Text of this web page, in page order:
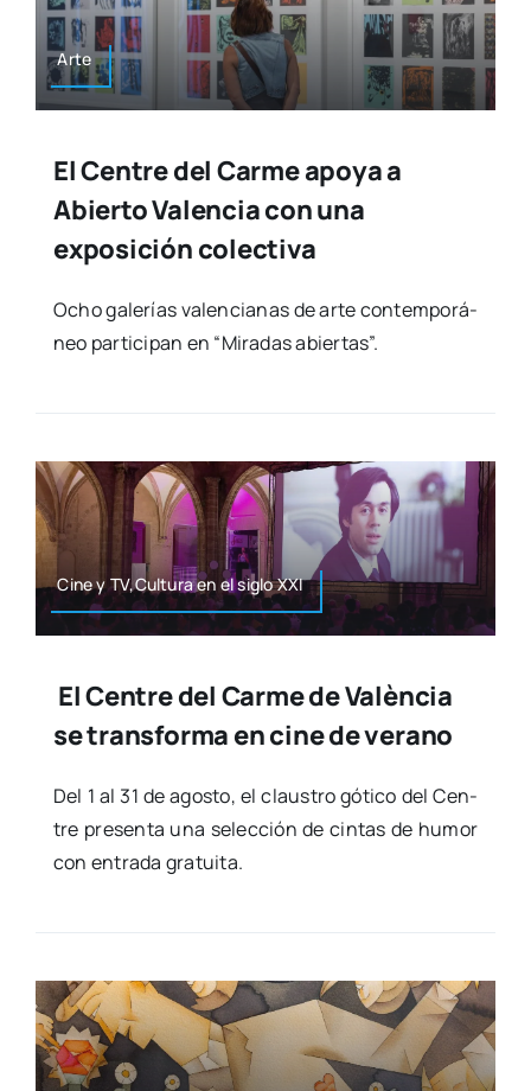
Arte
El Centre del Carme apoya a
Abierto Valencia con una
exposición colectiva
Ocho gale­rías valen­cia­nas de arte con­tem­po­rá­
neo par­ti­ci­pan en “Mira­das abier­tas”.
Cine y TV,Cultura en el siglo XXI
El Centre del Carme de València
se transforma en cine de verano
Del 1 al 31 de agos­to, el claus­tro góti­co del Cen­
tre pre­sen­ta una selec­ción de cin­tas de humor
con entra­da gra­tui­ta.